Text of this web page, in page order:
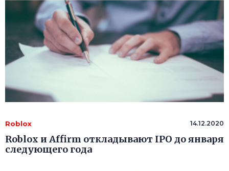
Roblox 14.12.2020
Roblox и Affirm откладывают IPO до января
следующего года